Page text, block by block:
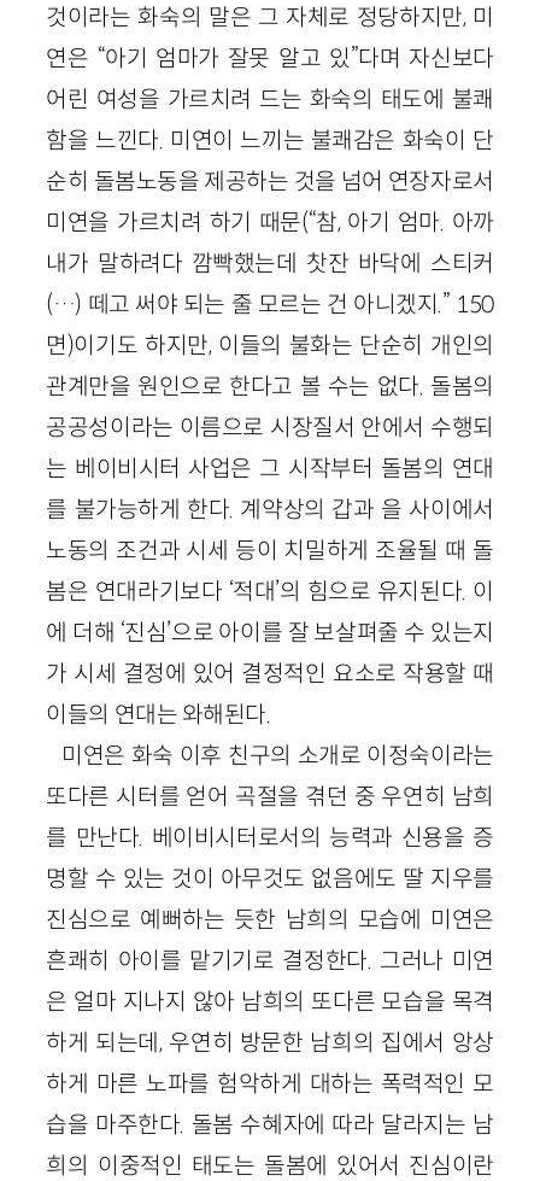
것이라는 화숙의 말은 그 자체로 정당하지만, 미
연은 “아기 엄마가 잘못 알고 있”다며 자신보다
어린 여성을 가르치려 드는 화숙의 태도에 불쾌
함을 느낀다. 미연이 느끼는 불쾌감은 화숙이 단
순히 돌봄노동을 제공하는 것을 넘어 연장자로서
미연을 가르치려 하기 때문(“참, 아기 엄마. 아까
내가 말하려다 깜빡했는데 찻잔 바닥에 스티커
(…) 떼고 써야 되는 줄 모르는 건 아니겠지.” 150
면)이기도 하지만, 이들의 불화는 단순히 개인의
관계만을 원인으로 한다고 볼 수는 없다. 돌봄의
공공성이라는 이름으로 시장질서 안에서 수행되
는 베이비시터 사업은 그 시작부터 돌봄의 연대
를 불가능하게 한다. 계약상의 갑과 을 사이에서
노동의 조건과 시세 등이 치밀하게 조율될 때 돌
봄은 연대라기보다 ‘적대’의 힘으로 유지된다. 이
에 더해 ‘진심’으로 아이를 잘 보살펴줄 수 있는지
가 시세 결정에 있어 결정적인 요소로 작용할 때
이들의 연대는 와해된다.
미연은 화숙 이후 친구의 소개로 이정숙이라는
또다른 시터를 얻어 곡절을 겪던 중 우연히 남희
를 만난다. 베이비시터로서의 능력과 신용을 증
명할 수 있는 것이 아무것도 없음에도 딸 지우를
진심으로 예뻐하는 듯한 남희의 모습에 미연은
흔쾌히 아이를 맡기기로 결정한다. 그러나 미연
은 얼마 지나지 않아 남희의 또다른 모습을 목격
하게 되는데, 우연히 방문한 남희의 집에서 앙상
하게 마른 노파를 험악하게 대하는 폭력적인 모
습을 마주한다. 돌봄 수혜자에 따라 달라지는 남
희의 이중적인 태도는 돌봄에 있어서 진심이란